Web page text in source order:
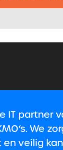
IT partner
We
veilig